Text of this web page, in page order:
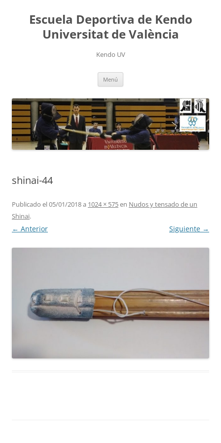
contenidoEscuela Deportiva de Kendo
Universitat de València
Kendo UV
Menú
shinai-44
Publicado el05/01/2018a 1024 × 575en Nudos y tensado de un
Shinai.
← Anterior Siguiente →